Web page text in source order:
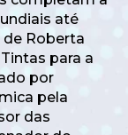
até
de Roberta
para a
por
pela
das